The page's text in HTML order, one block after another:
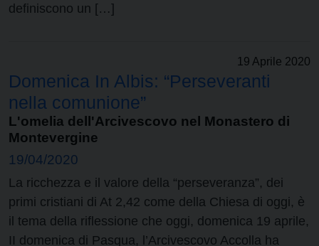
definiscono un […]
19 Aprile 2020
Domenica In Albis: “Perseveranti
nella comunione”
L'omelia dell'Arcivescovo nel Monastero di
Montevergine
19/04/2020
La ricchezza e il valore della “perseveranza”, dei
primi cristiani di At 2,42 come della Chiesa di oggi, è
il tema della riflessione che oggi, domenica 19 aprile,
II domenica di Pasqua, l’Arcivescovo Accolla ha